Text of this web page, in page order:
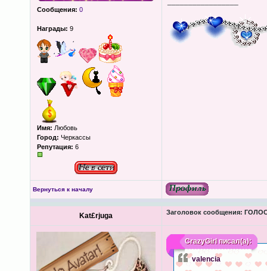
Сообщения: 0
Награды: 9
Имя: Любовь
Город: Черкассы
Репутация: 6
Вернуться к началу
Kat£rjuga Заголовок сообщения:
CrazyGirlписал(а):
valencіа